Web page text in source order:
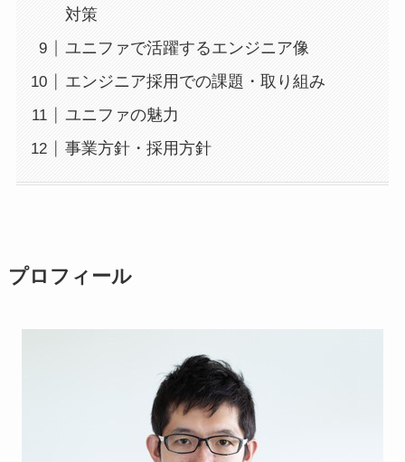
対策
ユニファで活躍するエンジニア像
エンジニア採用での課題・取り組み
ユニファの魅力
事業方針・採用方針
プロフィール